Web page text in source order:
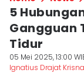
5
Gangguan
Tidur
05 Mei 2025, 13:00
Ignatius Drajat